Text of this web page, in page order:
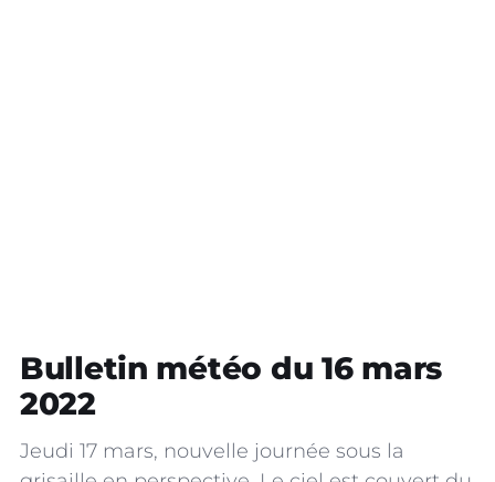
Bulletin météo du 16 mars
2022
Jeudi 17 mars, nouvelle journée sous la